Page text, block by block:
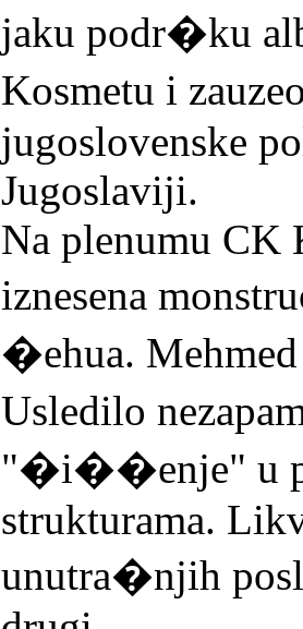
jaku podr�ku
Kosmetu i
jugoslovenske
Jugoslaviji.
Na plenumu CK
iznesena
�ehua.
Usledilo
"�i��enje" u
strukturama.
unutra�njih